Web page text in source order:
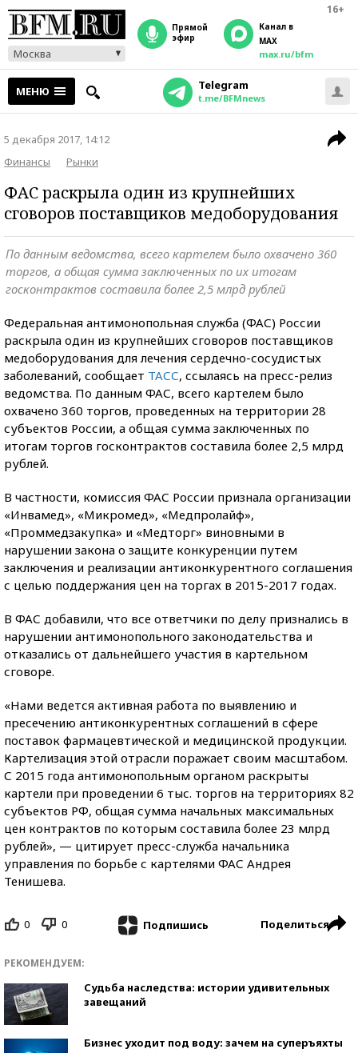
16+
Москва
прямой
эфир
Канал в
MAX
max.ru/bfm
МЕНЮ Telegram
t.me/BFMnews
5 декабря 2017, 14:12
Финансы
Рынки
ФАС раскрыла один из крупнейших
сговоров поставщиков медоборудования
По данным ведомства, всего картелем было охвачено 360
торгов, а общая сумма заключенных по их итогам
госконтрактов составила более 2,5 млрд рублей
Федеральная антимонопольная служба (ФАС) России
раскрыла один из крупнейших сговоров поставщиков
медоборудования для лечения сердечно-сосудистых
заболеваний, сообщает ТАСС, ссылаясь на пресс-релиз
ведомства. По данным ФАС, всего картелем было
охвачено 360 торгов, проведенных на территории 28
субъектов России, а общая сумма заключенных по
итогам торгов госконтрактов составила более 2,5 млрд
рублей.
В частности, комиссия ФАС России признала организации
«Инвамед», «Микромед», «Медпролайф»,
«Проммедзакупка» и «Медторг» виновными в
нарушении закона о защите конкуренции путем
заключения и реализации антиконкурентного соглашения
с целью поддержания цен на торгах в 2015-2017 годах.
В ФАС добавили, что все ответчики по делу признались в
нарушении антимонопольного законодательства и
отказались от дальнейшего участия в картельном
сговоре.
«Нами ведется активная работа по выявлению и
пресечению антиконкурентных соглашений в сфере
поставок фармацевтической и медицинской продукции.
Картелизация этой отрасли поражает своим масштабом.
С 2015 года антимонопольным органом раскрыты
картели при проведении 6 тыс. торгов на территориях 82
субъектов РФ, общая сумма начальных максимальных
цен контрактов по которым составила более 23 млрд
рублей», — цитирует пресс-служба начальника
управления по борьбе с картелями ФАС Андрея
Тенишева.
0 0 Подпишись Поделиться
РЕКОМЕНДУЕМ:
Судьба наследства: истории удивительных
завещаний
Бизнес уходит под воду: зачем на суперъяхты